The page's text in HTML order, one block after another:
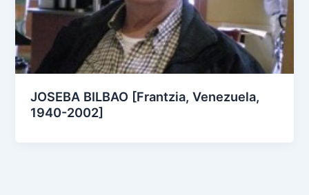
JOSEBA BILBAO [Frantzia, Venezuela,
1940-2002]